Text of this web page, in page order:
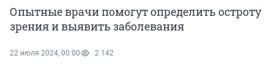
Опытные врачи помогут определить остроту
зрения и выявить заболевания
22 июля 2024, 00:00 2 142